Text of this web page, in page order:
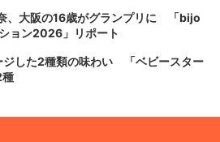
、大阪の16歳がグランプリに 「bijo
ョン2026」リポート
ジした2種類の味わい 「ベビースター
種